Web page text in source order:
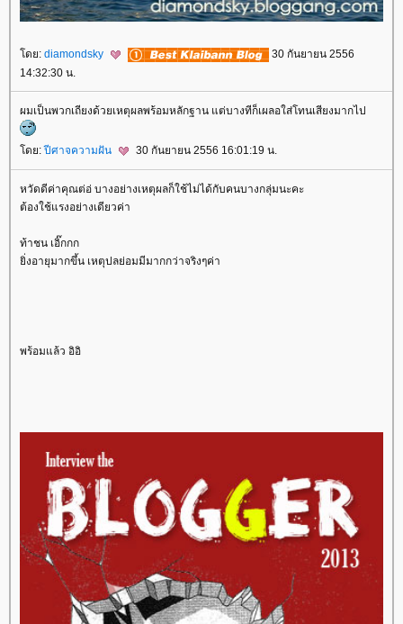
ดย: diamondsky
30 กันยายน 2556
14:32:30 น.
ผมเป็นพวกเถียงด้วยเหตุผลพร้อมหลักฐาน แต่บางทีก็เผลอใส่โทนเสียงมากไป
ดย:ปีศาจความฝัน 30 กันยายน 2556 16:01:19 น.
หวัดดีค่าคุณต่อ่ บางอย่างเหตุผลก็ใช้ไม่ได้กับคนบางกลุ่มนะคะ
ต้องใช้แรงอย่างเดียวค่า
ท้าชน เอิ๊กกก
ิ่งอายุมากขึ้น เหตุปลย่อมมีมากกว่าจริงๆค่า
พร้อมแล้ว อิอิ